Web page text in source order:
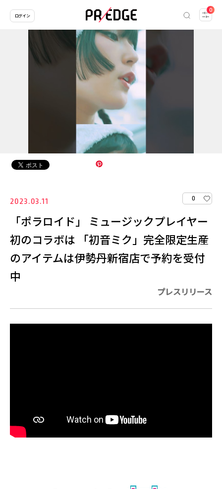
0
ログイン
2023.03.11 0
「ポラロイド」 ミュージックプレイヤー
初のコラボは 「初音ミク」完全限定生産
のアイテムは伊勢丹新宿店で予約を受付
中
プレスリリース